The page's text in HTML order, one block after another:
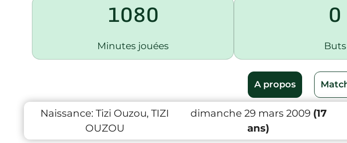
1080
Minutes jouées
0
Buts
A propos
Naissance: Tizi Ouzou, TIZI
OUZOU
dimanche 29 mars 2009 (17
ans)